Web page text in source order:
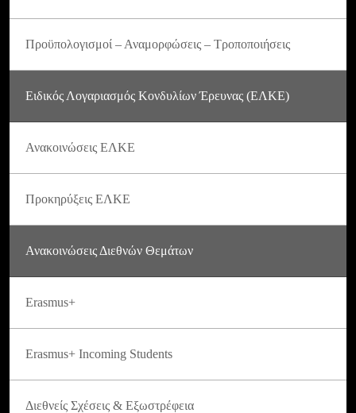
Προϋπολογισμοί – Αναμορφώσεις – Τροποποιήσεις
Ειδικός Λογαριασμός Κονδυλίων Έρευνας (ΕΛΚΕ)
Ανακοινώσεις ΕΛΚΕ
Προκηρύξεις ΕΛΚΕ
Ανακοινώσεις Διεθνών Θεμάτων
Erasmus+
Erasmus+ Incoming Students
Διεθνείς Σχέσεις & Εξωστρέφεια